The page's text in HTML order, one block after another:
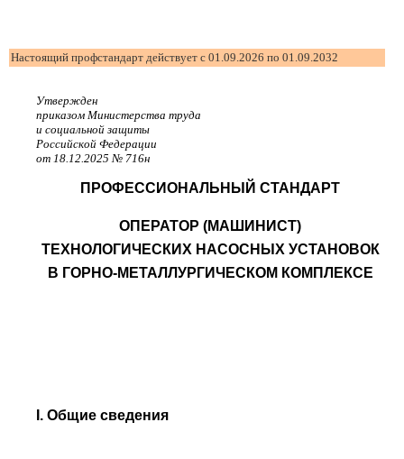
Настоящий профстандарт действует с 01.09.2026 по 01.09.2032
Утвержден
приказом Министерства труда
и социальной защиты
Российской Федерации
от 18.12.2025 № 716н
ПРОФЕССИОНАЛЬНЫЙ СТАНДАРТ
ОПЕРАТОР (МАШИНИСТ)
ТЕХНОЛОГИЧЕСКИХ НАСОСНЫХ УСТАНОВОК
В ГОРНО-МЕТАЛЛУРГИЧЕСКОМ КОМПЛЕКСЕ
I. Общие сведения